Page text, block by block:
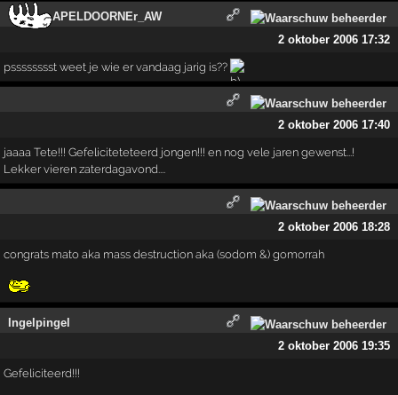
APELDOORNEr_AW
2 oktober 2006 17:32
psssssssst weet je wie er vandaag jarig is??
2 oktober 2006 17:40
jaaaa Tete!!! Gefeliciteteteerd jongen!!! en nog vele jaren gewenst...!
Lekker vieren zaterdagavond....
2 oktober 2006 18:28
congrats mato aka mass destruction aka (sodom &) gomorrah
Ingelpingel
2 oktober 2006 19:35
Gefeliciteerd!!!